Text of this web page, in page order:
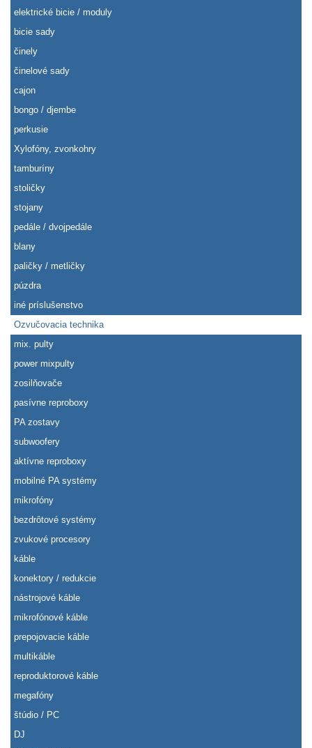
elektrické bicie / moduly
bicie sady
činely
činelové sady
cajon
bongo / djembe
perkusie
Xylofóny, zvonkohry
tamburíny
stoličky
stojany
pedále / dvojpedále
blany
paličky / metličky
púzdra
iné príslušenstvo
Ozvučovacia technika
mix. pulty
power mixpulty
zosilňovače
pasívne reproboxy
PA zostavy
subwoofery
aktívne reproboxy
mobilné PA systémy
mikrofóny
bezdrôtové systémy
zvukové procesory
káble
konektory / redukcie
nástrojové káble
mikrofónové káble
prepojovacie káble
multikáble
reproduktorové káble
megafóny
štúdio / PC
DJ